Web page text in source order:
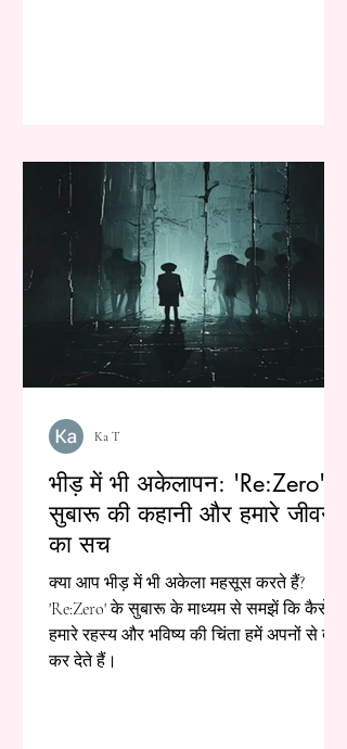
भीड़ में भी अकेलापन: 'Re:Zero' के
सुबारू की कहानी और हमारे जीवन
का सच
क्या आप भीड़ में भी अकेला महसूस करते हैं?
'Re:Zero' के सुबारू के माध्यम से समझें कि कैसे
हमारे रहस्य और भविष्य की चिंता हमें अपनों से दूर
कर देते हैं।
Ka T